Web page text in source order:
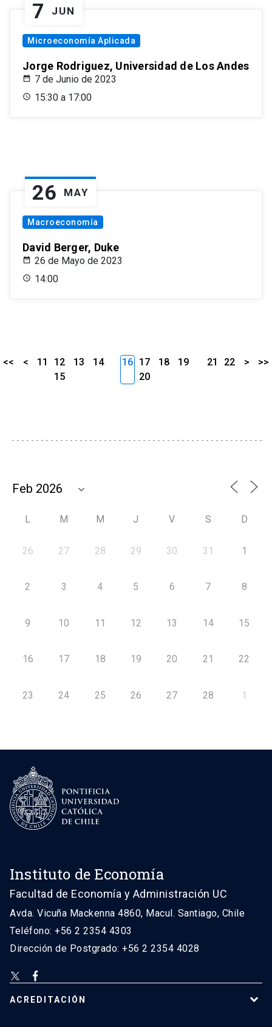
7 JUN
Microeconomía Aplicada
Jorge Rodriguez, Universidad de Los Andes
7 de Junio de 2023
15:30 a 17:00
26 MAY
Macroeconomía
David Berger, Duke
26 de Mayo de 2023
14:00
<< < 11 12 13
14
15
16 17 18
19
20
21 22 > >>
L M M J V S D
26 27 28 29 30 31 1
2 3 4 5 6 7 8
9 10 11 12 13 14 15
16 17 18 19 20 21 22
23 24 25 26 27 28 1
Instituto de Economía
Facultad de Economía y Administración UC
Avda. Vicuña Mackenna 4860, Macul. Santiago, Chile
Teléfono: +56 2 2354 4303
Dirección de Postgrado: +56 2 2354 4028
ACREDITACIÓN